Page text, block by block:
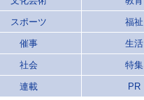
スポーツ 福祉
催事 生活
社会 特集
連載 PR